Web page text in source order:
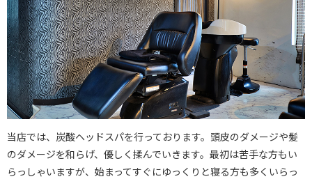
当店では、炭酸ヘッドスパを行っております。頭皮のダメージや髪
のダメージを和らげ、優しく揉んでいきます。最初は苦手な方もい
らっしゃいますが、始まってすぐにゆっくりと寝る方も多くいらっ